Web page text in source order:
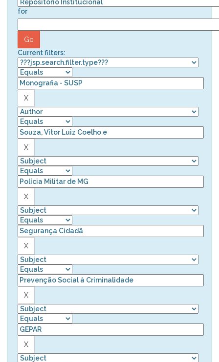
for
Current filters: